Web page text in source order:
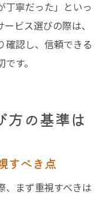
丁寧だった」といっ
ビス選びの際は、
確認し、信頼できる
す。
方の基準は
すべき点
、まず重視すべきは